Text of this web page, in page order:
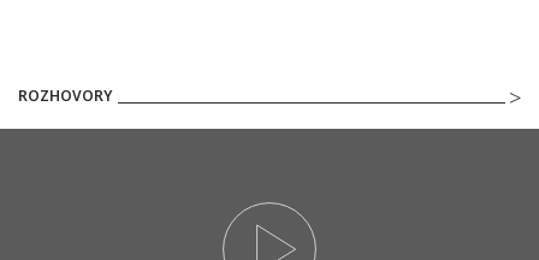
ROZHOVORY